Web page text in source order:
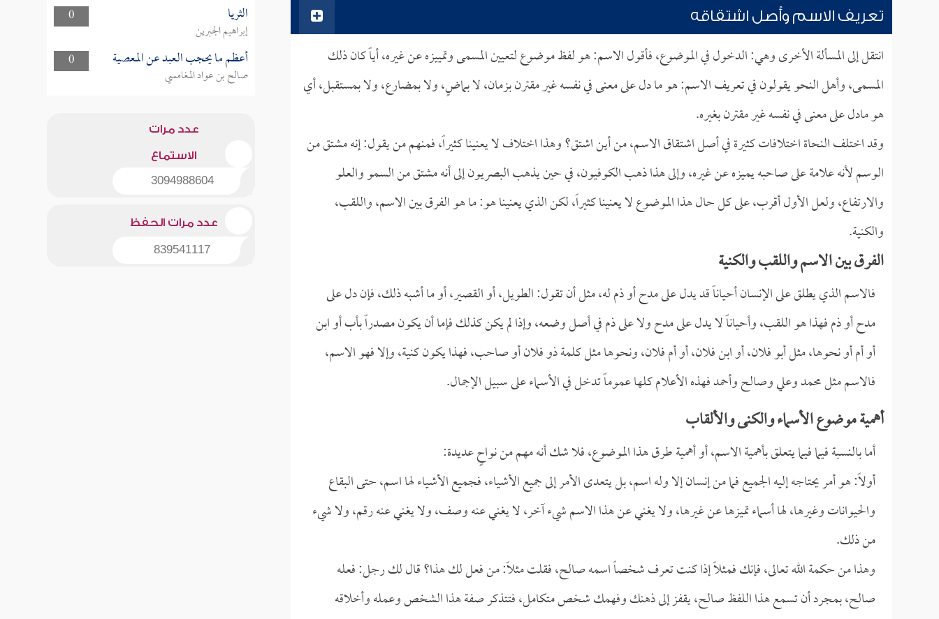
تعريف الاسم وأصل اشتقاقه
انتقل إلى المسألة الأخرى وهي: الدخول في الموضوع، فأقول الاسم: هو لفظ موضوع لتعيين المسمى وتمييزه عن غيره، أياً كان ذلك
المسمى، وأهل النحو يقولون في تعريف الاسم: هو ما دل على معنى في نفسه غير مقترن بزمان، لا بماضٍ، ولا بمضارع، ولا بمستقبل، أي
هو مادل على معنى في نفسه غير مقترن بغيره.
وقد اختلف النحاة اختلافات كثيرة في أصل اشتقاق الاسم، من أين اشتق؟ وهذا اختلاف لا يعنينا كثيراً، فمنهم من يقول: إنه مشتق من
الوسم لأنه علامة على صاحبه يميزه عن غيره، وإلى هذا ذهب الكوفيون، في حين يذهب البصريون إلى أنه مشتق من السمو والعلو
والارتفاع، ولعل الأول أقرب، على كل حال هذا الموضوع لا يعنينا كثيراً، لكن الذي يعنينا هو: ما هو الفرق بين الاسم، واللقب،
والكنية.
الفرق بين الاسم واللقب والكنية
فالاسم الذي يطلق على الإنسان أحياناً قد يدل على مدح أو ذم له، مثل أن تقول: الطويل، أو القصير، أو ما أشبه ذلك، فإن دل على
مدح أو ذم فهذا هو اللقب، وأحياناً لا يدل على مدح ولا على ذم في أصل وضعه، وإذا لم يكن كذلك فإما أن يكون مصدراً بأب أو ابن
أو أم أو نحوها، مثل أبو فلان، أو ابن فلان، أو أم فلان، ونحوها مثل كلمة ذو فلان أو صاحب، فهذا يكون كنية، وإلا فهو الاسم،
فالاسم مثل محمد وعلي وصالح وأحمد فهذه الأعلام كلها عموماً تدخل في الأسماء على سبيل الإجمال.
أهمية موضوع الأسماء والكنى والألقاب
أما بالنسبة فيما فيما يتعلق بأهمية الاسم، أو أهمية طرق هذا الموضوع، فلا شك أنه مهم من نواحٍ عديدة:
أولاً: هو أمر يحتاجه إليه الجميع فما من إنسان إلا وله اسم، بل يتعدى الأمر إلى جميع الأشياء، فجميع الأشياء لها اسم، حتى البقاع
والحيوانات وغيرها، لها أسماء تميزها عن غيرها، ولا يغني عن هذا الاسم شيء آخر، لا يغني عنه وصف، ولا يغني عنه رقم، ولا شيء
من ذلك.
وهذا من حكمة الله تعالى، فإنك فمثلاً إذا كنت تعرف شخصاً اسمه صالح، فقلت مثلاً: من فعل لك هذا؟ قال لك رجل: فعله
صالح، بمجرد أن تسمع هذا اللفظ صالح، يقفز إلى ذهنك وفهمك شخص متكامل، فتتذكر صفة هذا الشخص وعمله وأخلاقه
0
الثريا
إبراهيم الجبرين
0
أعظم ما يحجب العبد عن المعصية
صالح بن عواد المغامسي
عدد مرات
الاستماع
3094988604
عدد مرات الحفظ
839541117